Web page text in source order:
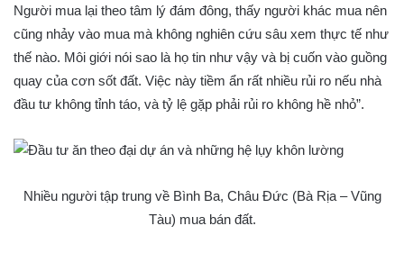
Người mua lại theo tâm lý đám đông, thấy người khác mua nên
cũng nhảy vào mua mà không nghiên cứu sâu xem thực tế như
thế nào. Môi giới nói sao là họ tin như vậy và bị cuốn vào guồng
quay của cơn sốt đất. Việc này tiềm ẩn rất nhiều rủi ro nếu nhà
đầu tư không tỉnh táo, và tỷ lệ gặp phải rủi ro không hề nhỏ”.
Nhiều người tập trung về Bình Ba, Châu Đức (Bà Rịa – Vũng
Tàu) mua bán đất.